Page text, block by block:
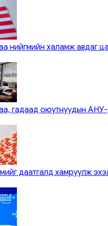
нийгмийн халамж авдаг
гадаад оюутнуудын
даатгалд хамруулж